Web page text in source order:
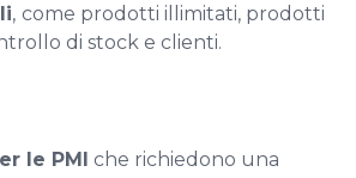
, come prodotti illimitati, prodotti
di stock e clienti.
le PMI che richiedono una